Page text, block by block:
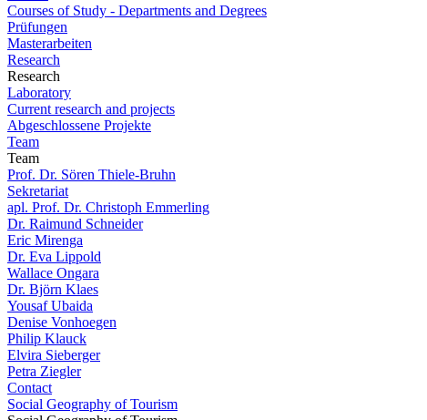
Courses of Study - Departments and Degrees
Prüfungen
Masterarbeiten
Research
Research
Laboratory
Current research and projects
Abgeschlossene Projekte
Team
Team
Prof. Dr. Sören Thiele-Bruhn
Sekretariat
apl. Prof. Dr. Christoph Emmerling
Dr. Raimund Schneider
Eric Mirenga
Dr. Eva Lippold
Wallace Ongara
Dr. Björn Klaes
Yousaf Ubaida
Denise Vonhoegen
Philip Klauck
Elvira Sieberger
Petra Ziegler
Contact
Social Geography of Tourism